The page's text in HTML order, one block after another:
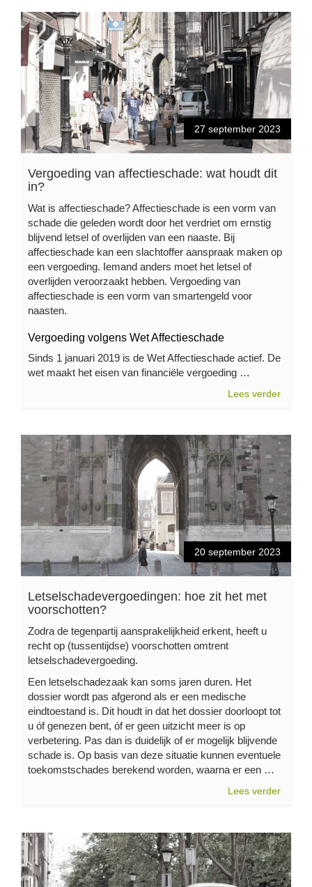
27 september 2023
Vergoeding van affectieschade: wat houdt dit
in?
Wat is affectieschade? Affectieschade is een vorm van
schade die geleden wordt door het verdriet om ernstig
blijvend letsel of overlijden van een naaste. Bij
affectieschade kan een slachtoffer aanspraak maken op
een vergoeding. Iemand anders moet het letsel of
overlijden veroorzaakt hebben. Vergoeding van
affectieschade is een vorm van smartengeld voor
naasten.
Vergoeding volgens Wet Affectieschade
Sinds 1 januari 2019 is de Wet Affectieschade actief. De
wet maakt het eisen van financiële vergoeding …
Lees verder
20 september 2023
Letselschadevergoedingen: hoe zit het met
voorschotten?
Zodra de tegenpartij aansprakelijkheid erkent, heeft u
recht op (tussentijdse) voorschotten omtrent
letselschadevergoeding.
Een letselschadezaak kan soms jaren duren. Het
dossier wordt pas afgerond als er een medische
eindtoestand is. Dit houdt in dat het dossier doorloopt tot
u óf genezen bent, óf er geen uitzicht meer is op
verbetering. Pas dan is duidelijk of er mogelijk blijvende
schade is. Op basis van deze situatie kunnen eventuele
toekomstschades berekend worden, waarna er een …
Lees verder